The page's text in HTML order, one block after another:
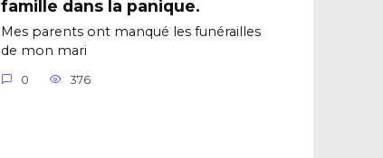
famille dans la panique.
Mes parents ont manqué les funérailles
de mon mari
0 376